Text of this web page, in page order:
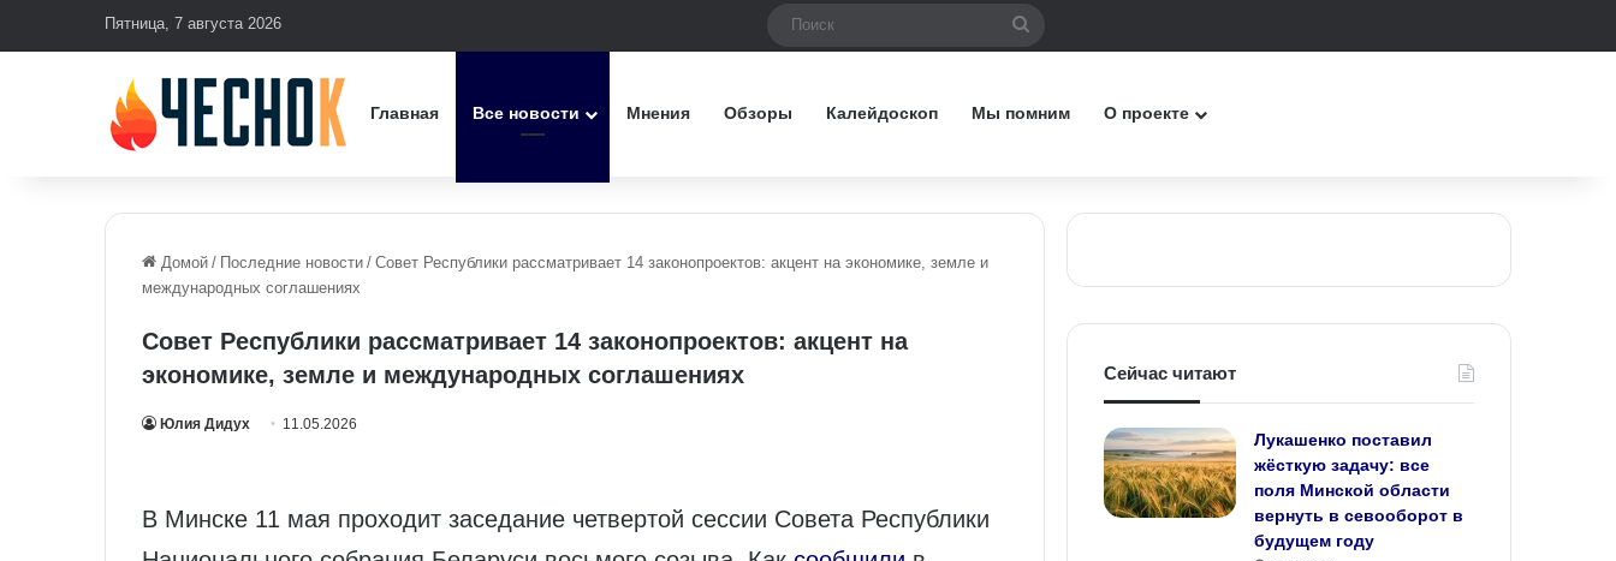
Пятница, 7 августа 2026
Главная Все новости Мнения Обзоры Калейдоскоп Мы помним О проекте
Домой / Последние новости / Совет Республики рассматривает 14 законопроектов: акцент на экономике, земле и
международных соглашениях
Совет Республики рассматривает 14 законопроектов: акцент на
экономике, земле и международных соглашениях
Юлия Дидух 11.05.2026
В Минске 11 мая проходит заседание четвертой сессии Совета Республики
Сейчас читают
Лукашенко поставил
жёсткую задачу: все
поля Минской области
вернуть в севооборот в
будущем году